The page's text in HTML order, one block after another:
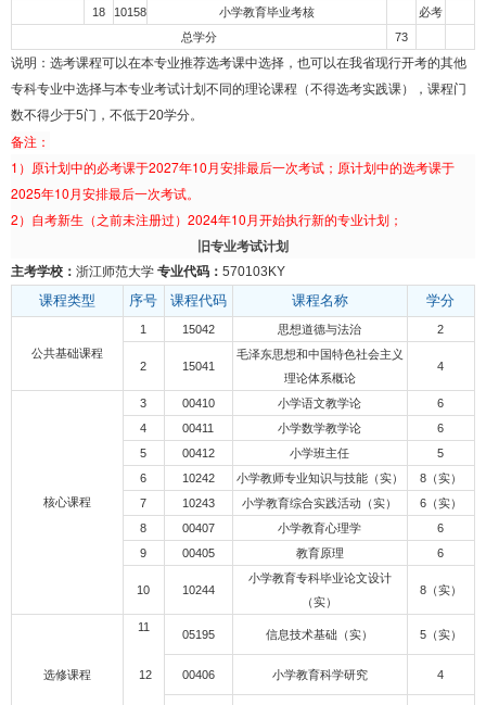
18
10158 小学教育毕业考核
必考
总学分
73
说明：选考课程可以在本专业推荐选考课中选择，也可以在我省现行开考的其他
专科专业中选择与本专业考试计划不同的理论课程（不得选考实践课），课程门
数不得少于5门，不低于20学分。
备注：
1）原计划中的必考课于2027年10月安排最后一次考试；原计划中的选考课于
2025年10月安排最后一次考试。
2）自考新生（之前未注册过）2024年10月开始执行新的专业计划；
旧专业考试计划
主考学校： 浙江师范大学 专业代码： 570103KY
课程类型 序号 课程代码 课程名称 学分
公共基础课程
1 15042 思想道德与法治 2
2 15041
毛泽东思想和中国特色社会主义
理论体系概论
4
核心课程
3 00410 小学语文教学论
6
4
00411 小学数学教学论
6
5
00412 小学班主任
5
6
10242 小学教师专业知识与技能（实）
8（实）
7
10243 小学教育综合实践活动（实）
6（实）
8
00407 小学教育心理学
6
9
00405 教育原理 6
10 10244
小学教育专科毕业论文设计
（实）
8（实）
选修课程
11
12
05195 信息技术基础（实） 5（实）
00406 小学教育科学研究 4